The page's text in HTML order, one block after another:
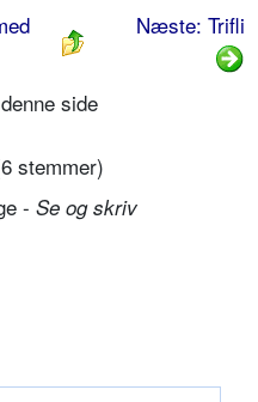
Næste: Trifli
side
6 stemmer)
- Se og skriv